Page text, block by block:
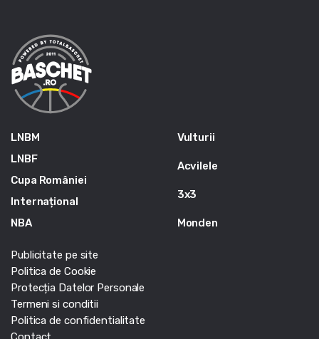
LNBM
LNBF
Cupa României
Internațional
NBA
Vulturii
Acvilele
3x3
Monden
Publicitate pe site
Politica de Cookie
Protecția Datelor Personale
Termeni si conditii
Politica de confidentialitate